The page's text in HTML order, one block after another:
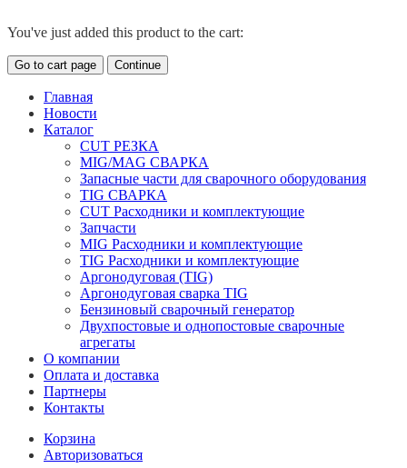
You've just added this product to the cart:
Go to cart page Continue
Главная
Новости
Каталог
CUT РЕЗКА
MIG/MAG СВАРКА
Запасные части для сварочного оборудования
TIG СВАРКА
CUT Расходники и комплектующие
Запчасти
MIG Расходники и комплектующие
TIG Расходники и комплектующие
Аргонодуговая (TIG)
Аргонодуговая сварка TIG
Бензиновый сварочный генератор
Двухпостовые и однопостовые сварочные
агрегаты
О компании
Оплата и доставка
Партнеры
Контакты
Корзина
Авторизоваться